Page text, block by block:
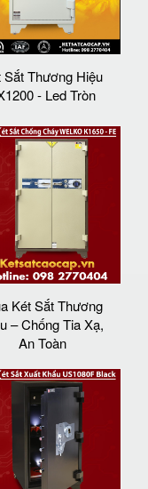
Sắt Thương Hiệu
- Led Tròn
Két Sắt Thương
– Chống Tia Xạ,
An Toàn